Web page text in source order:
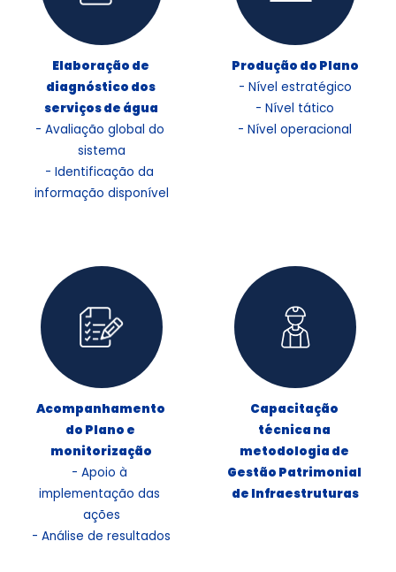
Elaboração de
diagnóstico dos
- Avaliação global do
sistema
- Identificação da
informação disponível
- Nível estratégico
- Nível tático
- Nível operacional
Acompanhamento
do Plano e
- Apoio à
implementação das
ações
- Análise de resultados
Capacitação
técnica na
metodologia de
Gestão Patrimonial
de Infraestruturas